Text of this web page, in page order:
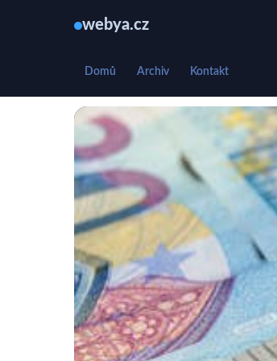
webya.cz
Domů Archiv Kontakt